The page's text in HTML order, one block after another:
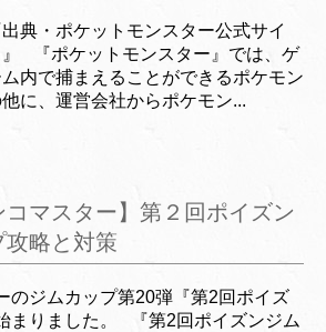
出典・ポケットモンスター公式サイ
』 『ポケットモンスター』では、ゲ
ム内で捕まえることができるポケモン
に、運営会社からポケモン...
コマスター】第２回ポイズン
攻略と対策
のジムカップ第20弾『第2回ポイズ
まりました。 『第2回ポイズンジム